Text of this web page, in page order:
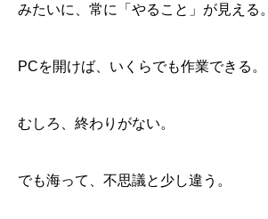
みたいに、常に「やること」が見える。
PCを開けば、いくらでも作業できる。
むしろ、終わりがない。
でも海って、不思議と少し違う。